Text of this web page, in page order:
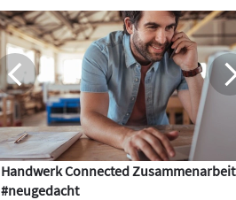
Handwerk Connected Zusammenarbeit
#neugedacht